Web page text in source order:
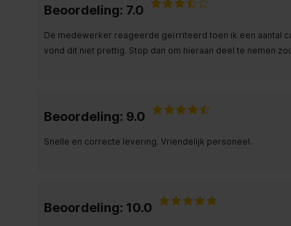
Beoordeling: 7.0
De medewerker reageerde geïrriteerd toen ik een aantal
vond dit niet prettig. Stop dan om hieraan deel te nemen
Beoordeling: 9.0
Snelle en correcte levering. Vriendelijk personeel.
Beoordeling: 10.0